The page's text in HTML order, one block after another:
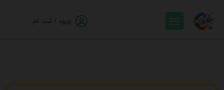
ورود / ثبت نام